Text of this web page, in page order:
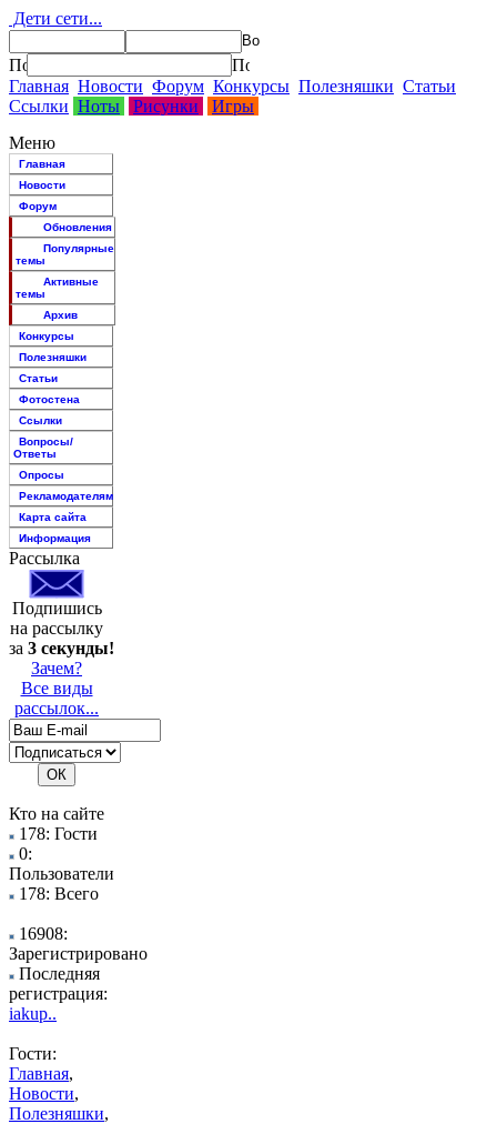
Дети сети...
Главная Новости Форум Конкурсы Полезняшки Статьи
Ссылки Ноты Рисунки
Игры
Меню
Главная
Новости
Форум
Обновления
Популярные
темы
Активные
темы
Архив
Конкурсы
Полезняшки
Статьи
Фотостена
Ссылки
Вопросы/
Ответы
Опросы
Рекламодателям
Карта сайта
Информация
Рассылка
Подпишись
на рассылку
за 3 секунды!
Зачем?
Все виды
рассылок...
Кто на сайте
178: Гости
0:
Пользователи
178: Всего
16908:
Зарегистрировано
Последняя
регистрация:
iakup..
Гости:
Главная,
Новости,
Полезняшки,